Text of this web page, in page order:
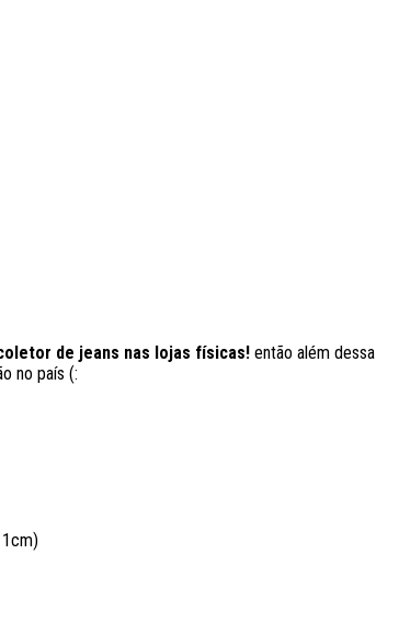
de jeans nas lojas físicas! então além dessa
no país (: